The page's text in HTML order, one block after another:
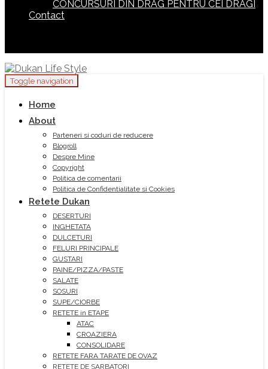
CONCURSURI DIN DRAG PENTRU CEI DRAGI
Contact
Toggle navigation
Home
About
Parteneri si coduri de reducere
Blogroll
Despre Mine
Copyright
Politica de comentarii
Politica de Confidentialitate si Cookies
Retete Dukan
DESERTURI
INGHETATA
DULCETURI
FELURI PRINCIPALE
GUSTARI
PAINE/PIZZA/PASTE
SALATE
SOSURI
SUPE/CIORBE
RETETE in ETAPE
ATAC
CROAZIERA
CONSOLIDARE
RETETE FARA TARATE DE OVAZ
RETETE DE SARBATORI